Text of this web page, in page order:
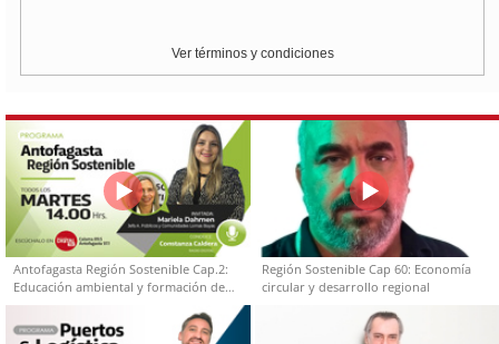
Ver términos y condiciones
Antofagasta Región Sostenible Cap.2:
Educación ambiental y formación de
capacidades técnicas
Región Sostenible Cap 60: Economía
circular y desarrollo regional